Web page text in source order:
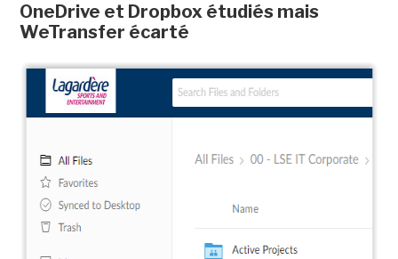
OneDrive et Dropbox étudiés mais
WeTransfer écarté